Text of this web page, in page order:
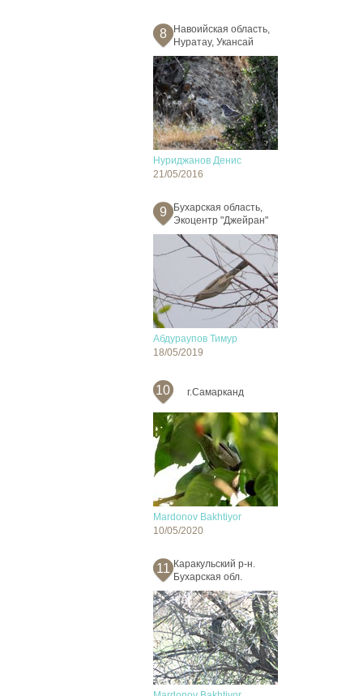
8
Навоийская область,
Нуратау, Укансай
Нуриджанов Денис
21/05/2016
9
Бухарская область,
Экоцентр "Джейран"
Абдураупов Тимур
18/05/2019
10 г.Самарканд
Mardonov Bakhtiyor
10/05/2020
11 Каракульский р-н.
Бухарская обл.